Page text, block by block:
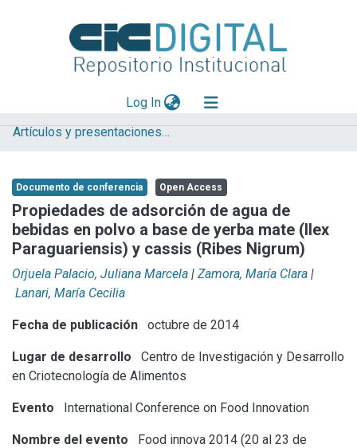
Log In(current)
Explorar
Aportar material
Statistics
Artículos y presentaciones en Congresos
Documento de conferencia Open Access
Propiedades de adsorción de agua de
bebidas en polvo a base de yerba mate (Ilex
Paraguariensis) y cassis (Ribes Nigrum)
Orjuela Palacio, Juliana Marcela | Zamora, María Clara |
Lanari, María Cecilia
Fecha de publicación octubre de 2014
Lugar de desarrollo
Centro de Investigación y Desarrollo
en Criotecnología de Alimentos
Evento International Conference on Food Innovation
Nombre del evento
Food innova 2014 (20 al 23 de